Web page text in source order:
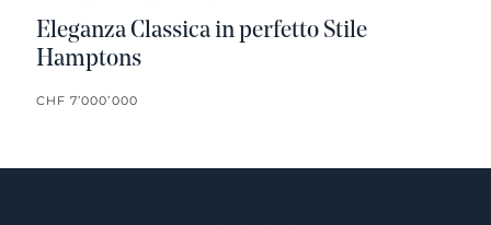
Eleganza Classica in perfetto Stile
Hamptons
CHF 7’000’000